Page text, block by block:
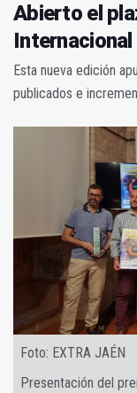
Abierto el
Esta nueva edición
publicados e
Foto: EXTRA JAÉN
Presentación del